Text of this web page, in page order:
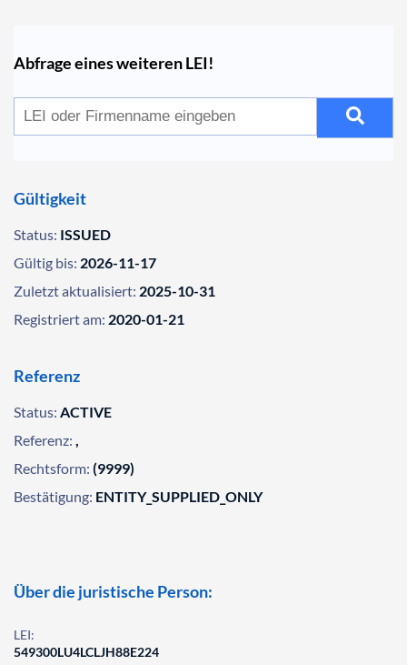
Abfrage eines weiteren LEI!
Gültigkeit
Status: ISSUED
Gültig bis: 2026-11-17
Zuletzt aktualisiert: 2025-10-31
Registriert am: 2020-01-21
Referenz
Status: ACTIVE
Referenz: ,
Rechtsform: (9999)
Bestätigung: ENTITY_SUPPLIED_ONLY
Über die juristische Person:
LEI:
549300LU4LCLJH88E224